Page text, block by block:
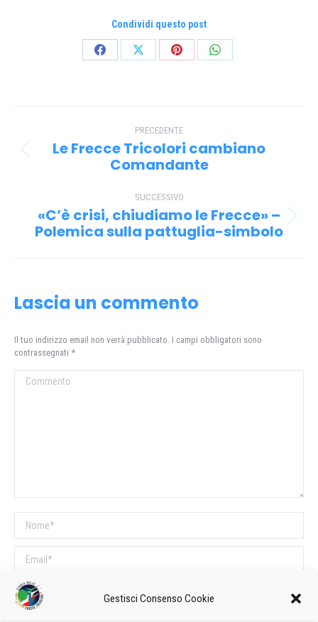
Gestisci Consenso Cookie
Condividi questo post
CondividiCondividiCondividiCondividi
tra PRECEDENTE
Post
precedente:
Le Frecce Tricolori cambiano
Comandante
SUCCESSIVO
Prossimo
post:
«C’è crisi, chiudiamo le Frecce» –
Polemica sulla pattuglia-simbolo
Lascia un commento
Il tuo indirizzo email non verrà pubblicato. I campi obbligatori sono
contrassegnati *
Commento
Nome *
Email *
Sito web